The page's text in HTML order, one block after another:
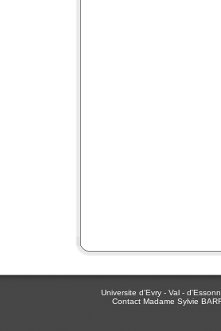
Universite d'Evry - Val -
Contact Madame Sylvie